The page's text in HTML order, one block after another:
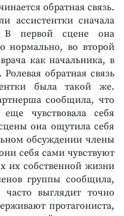
обратная связь.
ассистентки сначала
В первой сцене она
нормально, во второй
как начальника, в
обратная связь
была такой же.
сообщила, что
чувствовала себя
она ощутила себя
обсуждении члены
себя сами чувствуют
их собственной жизни
группы сообщила,
выглядит точно
протагониста,